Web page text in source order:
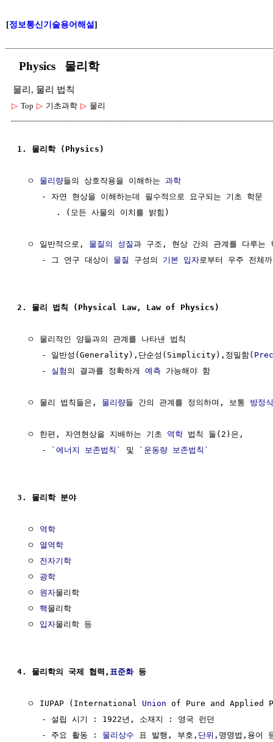
[정보통신기술용어해설]
Physics 물리학
물리, 물리 법칙
▷ Top ▷ 기초과학 ▷ 물리
1. 물리학 (Physics)
  ㅇ
물리량들의 상호작용을 이해하는 과학
     - 자연 현상을 이해하는데 필수적으로 요구되는 기초 학문
        . (모든 사물의 이치를 밝힘)
  ㅇ 일반적으로,
물질의 성질과 구조, 현상 간의 관계를 다루는
     - 그 연구 대상이
물질 구성의 기본 입자로부터 우주 전체
2. 물리 법칙 (Physical Law, Law of Physics)
  ㅇ 물리적인 양들과의 관계를 나타낸 법칙
     - 일반성(Generality),단순성(Simplicity),정밀함(
     -
실험 의 결과를 정확하게 예측 가능해야 함
  ㅇ 물리 법칙들은,
물리량들 간의 관계를 정의하며, 보통 방정식
  ㅇ 한편, 자연현상을 지배하는 기초
역학 법칙 둘(2)은,
     - `
에너지 보존법칙 ` 및 ` 운동량 보존법칙 `
3. 물리학 분야
  ㅇ
역학
  ㅇ
열역학
  ㅇ
전자기학
  ㅇ
광학
  ㅇ
원자물리학
  ㅇ
핵 물리학
  ㅇ
입자물리학 등
4. 물리학의 국제 협력, 표준화 등
  ㅇ IUPAP (International
Union of Pure and Applied
     - 설립 시기 : 1922년, 소재지 : 영국 런던
     - 주요 활동 :
물리상수 표 발행, 부호, 단위 ,명명법,용어